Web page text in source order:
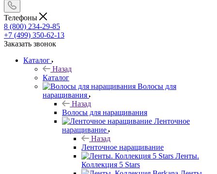
Телефоны
8 (800) 234-29-85
+7 (499) 350-62-13
Заказать звонок
Каталог
Назад
Каталог
Волосы для
наращивания
Назад
Волосы для наращивания
Ленточное
наращивание
Назад
Ленточное наращивание
Ленты.
Коллекция 5 Stars